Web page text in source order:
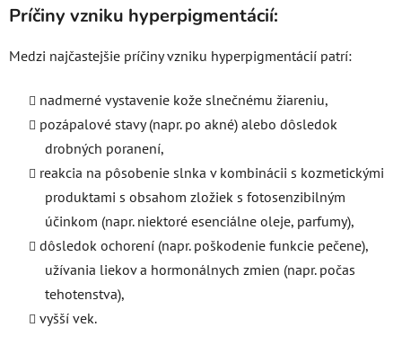
Príčiny vzniku hyperpigmentácií:
Medzi najčastejšie príčiny vzniku hyperpigmentácií patrí:
nadmerné vystavenie kože slnečnému žiareniu,
pozápalové stavy (napr. po akné) alebo dôsledok
drobných poranení,
reakcia na pôsobenie slnka v kombinácii s kozmetickými
produktami s obsahom zložiek s fotosenzibilným
účinkom (napr. niektoré esenciálne oleje, parfumy),
dôsledok ochorení (napr. poškodenie funkcie pečene),
užívania liekov a hormonálnych zmien (napr. počas
tehotenstva),
vyšší vek.